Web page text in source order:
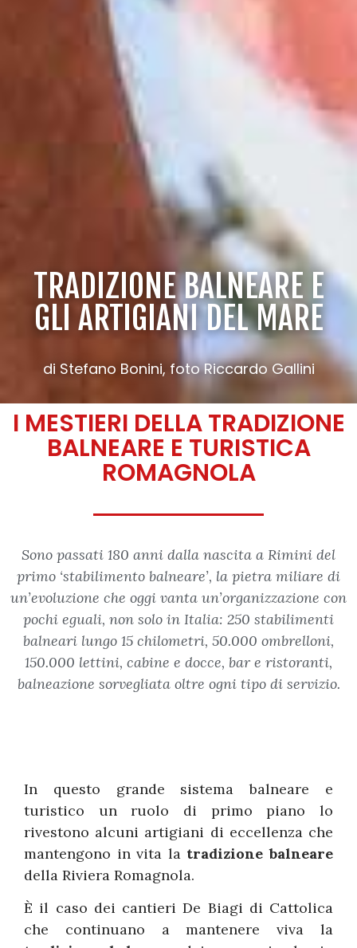
TRADIZIONE BALNEARE E
GLI ARTIGIANI DEL MARE
di Stefano Bonini, foto Riccardo Gallini
I MESTIERI DELLA TRADIZIONE
BALNEARE E TURISTICA
ROMAGNOLA
Sono passati 180 anni dalla nascita a Rimini del
primo ‘stabilimento balneare’, la pietra miliare di
un’evoluzione che oggi vanta un’organizzazione con
pochi eguali, non solo in Italia: 250 stabilimenti
balneari lungo 15 chilometri, 50.000 ombrelloni,
150.000 lettini, cabine e docce, bar e ristoranti,
balneazione sorvegliata oltre ogni tipo di servizio.
In questo grande sistema balneare e
turistico un ruolo di primo piano lo
rivestono alcuni artigiani di eccellenza che
mantengono in vita la tradizione balneare
della Riviera Romagnola.
È il caso dei cantieri De Biagi di Cattolica
che continuano a mantenere viva la